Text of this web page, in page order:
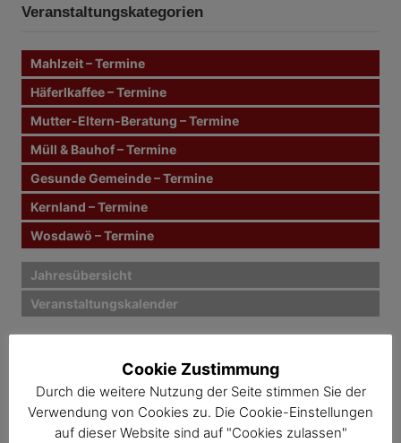
t
r
a
g
s
n
a
v
i
g
i
e
n
a
h
Veranstaltungskategorien
Mahlzeit – Termine
Häferlkaffee – Termine
Mutter-Eltern-Beratung – Termine
Müll & Bauhof – Termine
Gesunde Gemeinde – Termine
Kernland – Termine
Wosdawö – Termine
Jahresübersicht
Veranstaltungskalender
Cookie Zustimmung
Durch die weitere Nutzung der Seite stimmen Sie der
Verwendung von Cookies zu. Die Cookie-Einstellungen
auf dieser Website sind auf "Cookies zulassen"